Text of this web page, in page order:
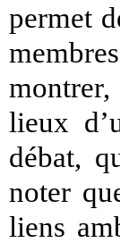
permet
montrer,
lieux
débat,
noter
liens